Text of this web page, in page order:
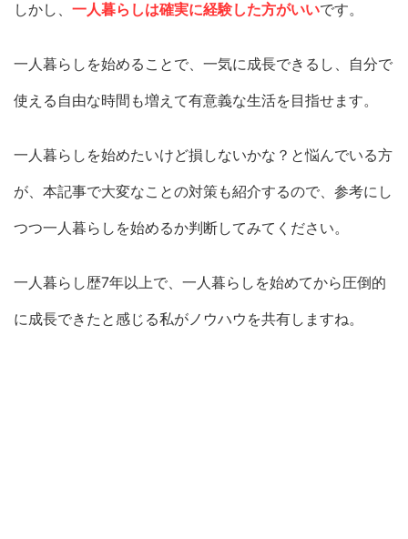
しかし、 一人暮らしは確実に経験した方がいいです。
一人暮らしを始めることで、一気に成長できるし、自分で
使える自由な時間も増えて有意義な生活を目指せます。
一人暮らしを始めたいけど損しないかな？と悩んでいる方
が、本記事で大変なことの対策も紹介するので、参考にし
つつ一人暮らしを始めるか判断してみてください。
一人暮らし歴7年以上で、一人暮らしを始めてから圧倒的
に成長できたと感じる私がノウハウを共有しますね。